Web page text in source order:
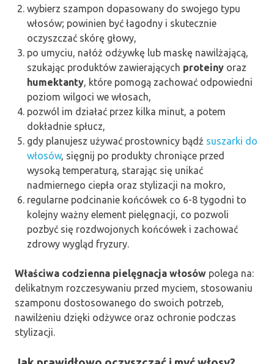
wybierz szampon dopasowany do swojego typu
włosów; powinien być łagodny i skutecznie
oczyszczać skórę głowy,
po umyciu, nałóż odżywkę lub maskę nawilżającą,
szukając produktów zawierających proteiny oraz
humektanty , które pomogą zachować odpowiedni
poziom wilgoci we włosach,
pozwól im działać przez kilka minut, a potem
dokładnie spłucz,
gdy planujesz używać prostownicy bądź suszarki do
włosów, sięgnij po produkty chroniące przed
wysoką temperaturą, starając się unikać
nadmiernego ciepła oraz stylizacji na mokro,
regularne podcinanie końcówek co 6-8 tygodni to
kolejny ważny element pielęgnacji, co pozwoli
pozbyć się rozdwojonych końcówek i zachować
zdrowy wygląd fryzury.
Właściwa codzienna pielęgnacja włosów polega na:
delikatnym rozczesywaniu przed myciem, stosowaniu
szamponu dostosowanego do swoich potrzeb,
nawilżeniu dzięki odżywce oraz ochronie podczas
stylizacji.